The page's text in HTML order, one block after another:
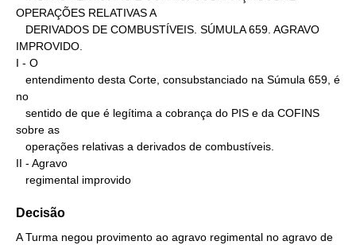
OPERAÇÕES RELATIVAS A
IMPROVIDO.
I - O
no
sobre as
II - Agravo
   regimental improvido
Decisão
A Turma negou provimento ao agravo regimental no agravo de